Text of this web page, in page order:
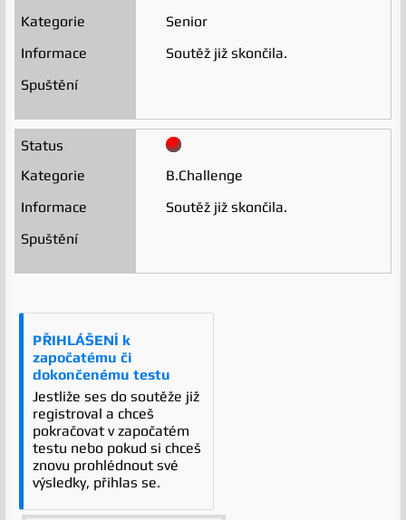
Senior
Soutěž již skončila.
B.Challenge
Soutěž již skončila.
PŘIHLÁŠENÍ k
započatému či
dokončenému testu
Jestliže ses do soutěže již
registroval a chceš
pokračovat v započatém
testu nebo pokud si chceš
znovu prohlédnout své
výsledky, přihlas se.